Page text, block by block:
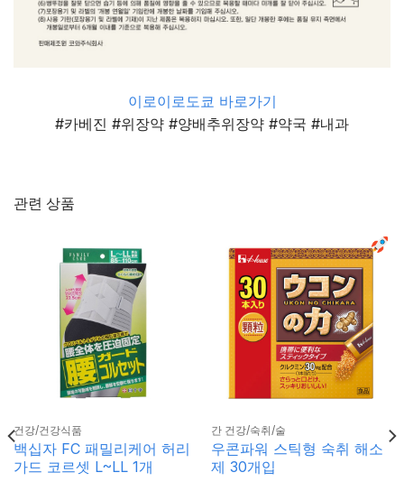
이로이로도쿄 바로가기
#카베진 #위장약 #양배추위장약 #약국 #내과
관련 상품
건강/건강식품
백십자 FC 패밀리케어 허리
가드 코르셋 L~LL 1개
간 건강/숙취/술
우콘파워 스틱형 숙취 해소
제 30개입